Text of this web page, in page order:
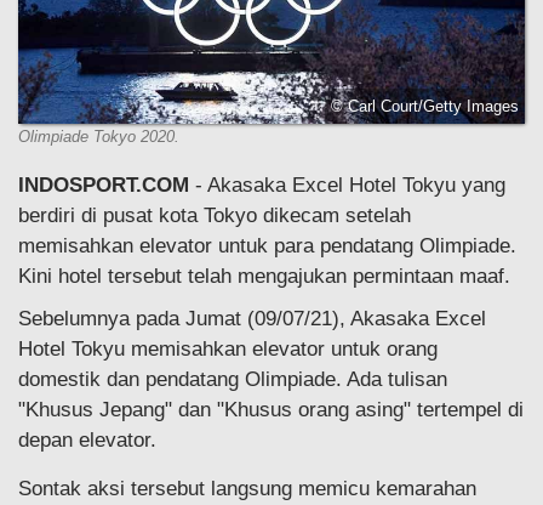
© Carl Court/Getty Images
Olimpiade Tokyo 2020.
INDOSPORT.COM - Akasaka Excel Hotel Tokyu yang
berdiri di pusat kota Tokyo dikecam setelah
memisahkan elevator untuk para pendatang Olimpiade.
Kini hotel tersebut telah mengajukan permintaan maaf.
Sebelumnya pada Jumat (09/07/21), Akasaka Excel
Hotel Tokyu memisahkan elevator untuk orang
domestik dan pendatang Olimpiade. Ada tulisan
"Khusus Jepang" dan "Khusus orang asing" tertempel di
depan elevator.
Sontak aksi tersebut langsung memicu kemarahan